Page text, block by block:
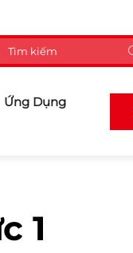
Ứng Dụng
1